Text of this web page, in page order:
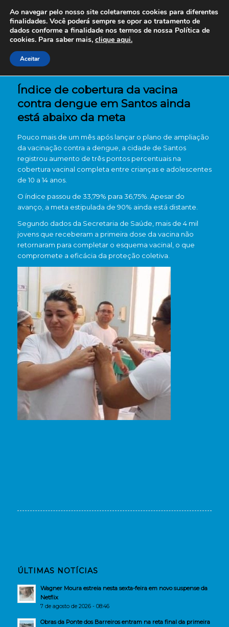
Índice de cobertura da vacina
contra dengue em Santos ainda
está abaixo da meta
Pouco mais de um mês após lançar o plano de ampliação
da vacinação contra a dengue, a cidade de Santos
registrou aumento de três pontos percentuais na
cobertura vacinal completa entre crianças e adolescentes
de 10 a 14 anos.
O índice passou de 33,79% para 36,75%. Apesar do
avanço, a meta estipulada de 90% ainda está distante.
Segundo dados da Secretaria de Saúde, mais de 4 mil
jovens que receberam a primeira dose da vacina não
retornaram para completar o esquema vacinal, o que
compromete a eficácia da proteção coletiva.
ÚLTIMAS NOTÍCIAS
Wagner Moura estreia nesta sexta-feira em novo suspense da
Netflix
7 de agosto de 2026 - 08:46
Obras da Ponte dos Barreiros entram na reta final da primeira
Ao navegar pelo nosso site coletaremos cookies para diferentes
finalidades. Você poderá sempre se opor ao tratamento de
dados conforme a finalidade nos termos de nossa Política de
cookies. Para saber mais, clique aqui.
Aceitar